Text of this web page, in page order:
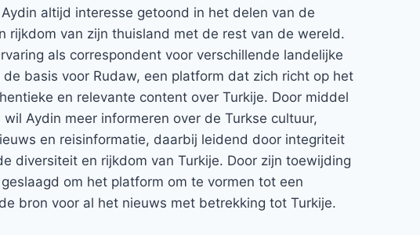
altijd interesse getoond in het delen van de
rijkdom van zijn thuisland met de rest van de wereld.
als correspondent voor verschillende landelijke
basis voor Rudaw, een platform dat zich richt op het
en relevante content over Turkije. Door middel
wil Aydin meer informeren over de Turkse cultuur,
en reisinformatie, daarbij leidend door integriteit
diversiteit en rijkdom van Turkije. Door zijn toewijding
om het platform om te vormen tot een
bron voor al het nieuws met betrekking tot Turkije.